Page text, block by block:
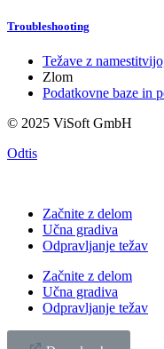
Troubleshooting
Težave z
Zlom
Podatkovne baze in
© 2025 ViSoft GmbH
Odtis
Začnite z delom
Učna gradiva
Odpravljanje težav
Začnite z delom
Učna gradiva
Odpravljanje težav